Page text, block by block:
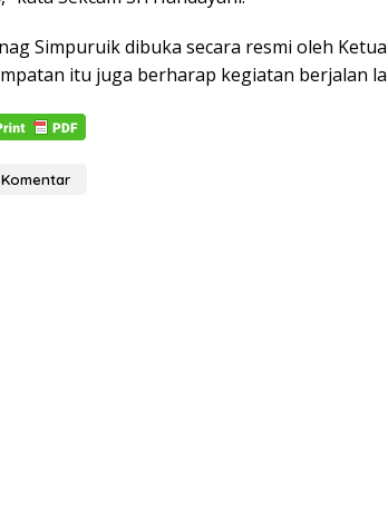
Simpuruik dibuka secara resmi oleh
itu juga berharap kegiatan berjalan
Komentar